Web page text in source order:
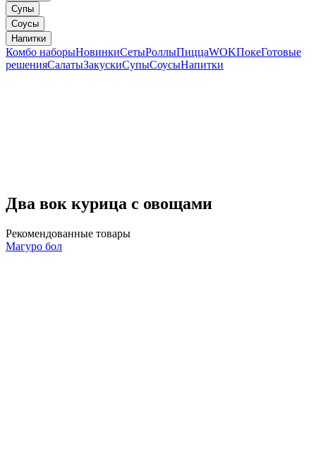
Супы
Соусы
Напитки
Комбо наборыНовинкиСетыРоллыПиццаWOKПокеГотовые
решенияСалатыЗакускиСупыСоусыНапитки
Два вок курица с овощами
Рекомендованные товары
Магуро бол